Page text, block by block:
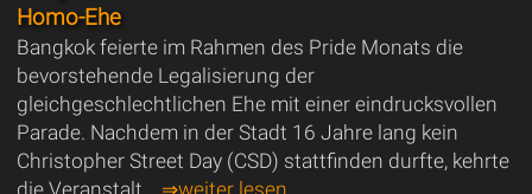
Homo-Ehe
Bangkok feierte im Rahmen des Pride Monats die
bevorstehende Legalisierung der
gleichgeschlechtlichen Ehe mit einer eindrucksvollen
Parade. Nachdem in der Stadt 16 Jahre lang kein
Christopher Street Day (CSD) stattfinden durfte, kehrte
die Veranstalt... ⇒weiter lesen